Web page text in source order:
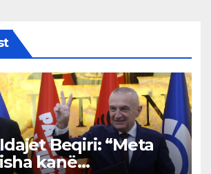
Beqiri: “Meta
kanë